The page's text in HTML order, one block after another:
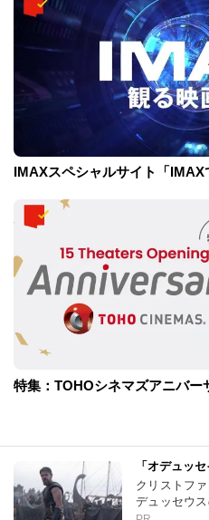
IMAXスペシャルサイト「IMAX
特集：TOHOシネマズアニバー
「オデュッ
クリストフ
デュッセウ